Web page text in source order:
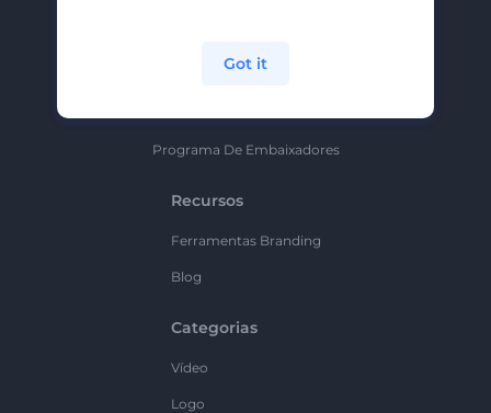
Programa De Embaixadores
Recursos
Ferramentas Branding
Blog
Categorias
Vídeo
Logo
Got it